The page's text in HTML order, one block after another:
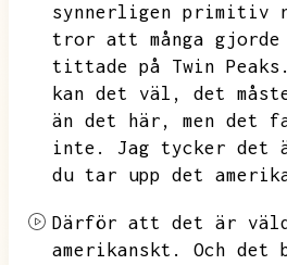
synnerligen primitiv
tror att många gjorde
tittade på Twin Peaks.
kan det väl,
det
än det här,
men det
inte.
Jag tycker
du tar upp det
Därför att det är
amerikanskt.
Och